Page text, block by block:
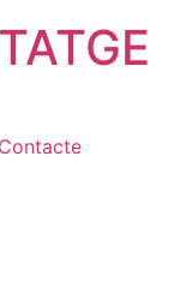
Contacte